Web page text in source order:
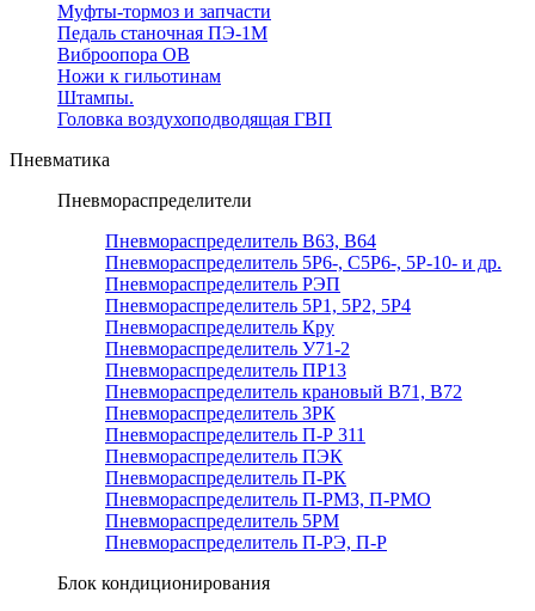
Муфты-тормоз и запчасти
Педаль станочная ПЭ-1М
Виброопора ОВ
Ножи к гильотинам
Штампы.
Головка воздухоподводящая ГВП
Пневматика
Пневмораспределители
Пневмораспределитель В63, В64
Пневмораспределитель 5Р6-, С5Р6-, 5Р-10- и др.
Пневмораспределитель РЭП
Пневмораспределитель 5Р1, 5Р2, 5Р4
Пневмораспределитель Кру
Пневмораспределитель У71-2
Пневмораспределитель ПР13
Пневмораспределитель крановый В71, В72
Пневмораспределитель 3РК
Пневмораспределитель П-Р 311
Пневмораспределитель ПЭК
Пневмораспределитель П-РК
Пневмораспределитель П-РМЗ, П-РМО
Пневмораспределитель 5РМ
Пневмораспределитель П-РЭ, П-Р
Блок кондиционирования